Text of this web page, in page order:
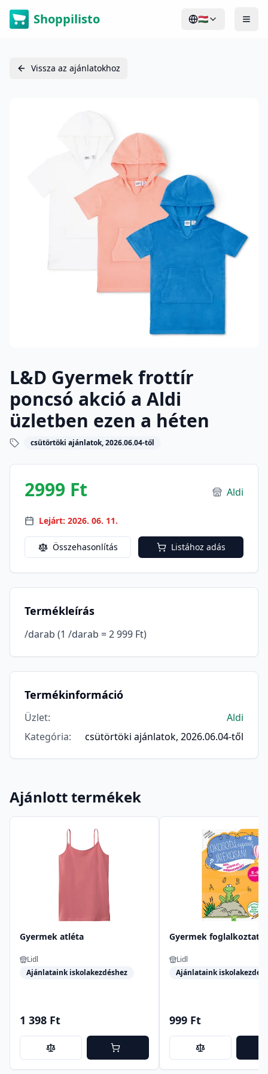
Shoppilisto 🇭🇺
Vissza az ajánlatokhoz
L&D Gyermek frottír
poncsó akció a Aldi
üzletben ezen a héten
csütörtöki ajánlatok, 2026.06.04-től
2999 Ft Aldi
Lejárt: 2026. 06. 11.
Összehasonlítás Listához adás
Termékleírás
/darab (1 /darab = 2 999 Ft)
Termékinformáció
Üzlet:
Aldi
Kategória: csütörtöki ajánlatok, 2026.06.04-től
Ajánlott termékek
Gyermek atléta
Lidl
Ajánlataink iskolakezdéshez
1 398 Ft
Gyermek foglalkoztató
Lidl
Ajánlataink
999 Ft